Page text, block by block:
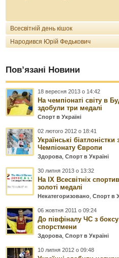
Всесвітній день кішок
Народився Юрій Федькович
Пов’язані Новини
18 вересня 2013 о 14:42
На чемпіонаті світу в
здобули три медалі
Спорт в Україні
02 лютого 2012 о 18:41
Українські
Чемпіонату Європи
Здорова ,Спорт в Україні
30 липня 2013 о 13:32
На ІХ Всесвітніх
золоті медалі
Некатегоризовано ,Спорт в
06 жовтня 2011 о 09:24
До півфіналу ЧС з
спорстмени
Здорова ,Спорт в Україні
10 липня 2012 о 09:48